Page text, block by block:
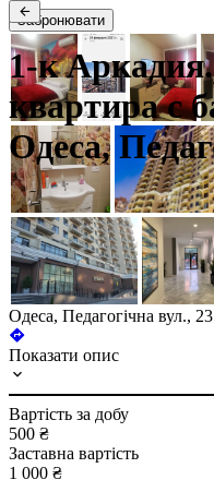
1-к
квартира с
Одеса,
Забронювати
Одеса, Педагогічна вул., 23
Показати опис
Вартість за добу
500 ₴
Заставна вартість
1 000 ₴